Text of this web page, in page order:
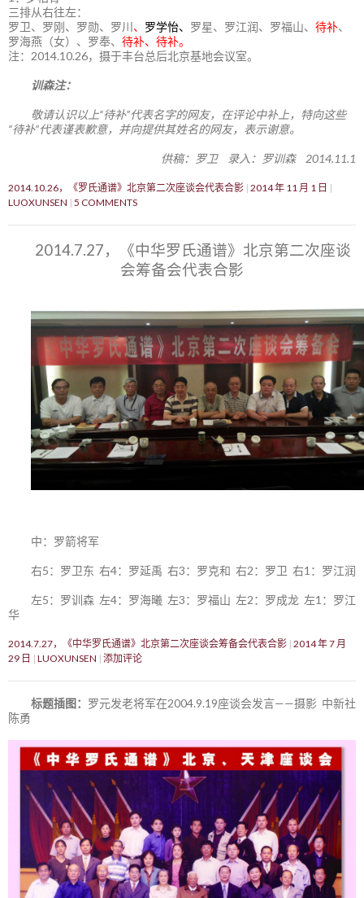
三排从右往左：
罗卫、罗刚、罗勋、罗川 、 罗学怡、 罗星、罗江润、罗福山、 待补、
罗海燕（女）、罗奉、 待补、待补。
注：2014.10.26，摄于丰台总后北京基地会议室。
训森注：
敬请认识以上“待补”代表名字的网友，在评论中补上，特向这些
“待补”代表谨表歉意，并向提供其姓名的网友，表示谢意。
供稿：罗卫 录入：罗训森 2014.11.1
2014.10.26，《罗氏通谱》北京第二次座谈会代表合影 2014 年 11 月 1 日
LUOXUNSEN 5 COMMENTS
2014.7.27，《中华罗氏通谱》北京第二次座谈
会筹备会代表合影
中：罗箭将军
右5：罗卫东 右4：罗延禹 右3：罗克和 右2：罗卫 右1：罗江润
左5：罗训森 左4：罗海曦 左3：罗福山 左2：罗成龙 左1：罗江
华
2014.7.27，《中华罗氏通谱》北京第二次座谈会筹备会代表合影 2014 年 7 月
29 日
LUOXUNSEN 添加评论
标题插图： 罗元发老将军在2004.9.19座谈会发言——摄影 中新社
陈勇